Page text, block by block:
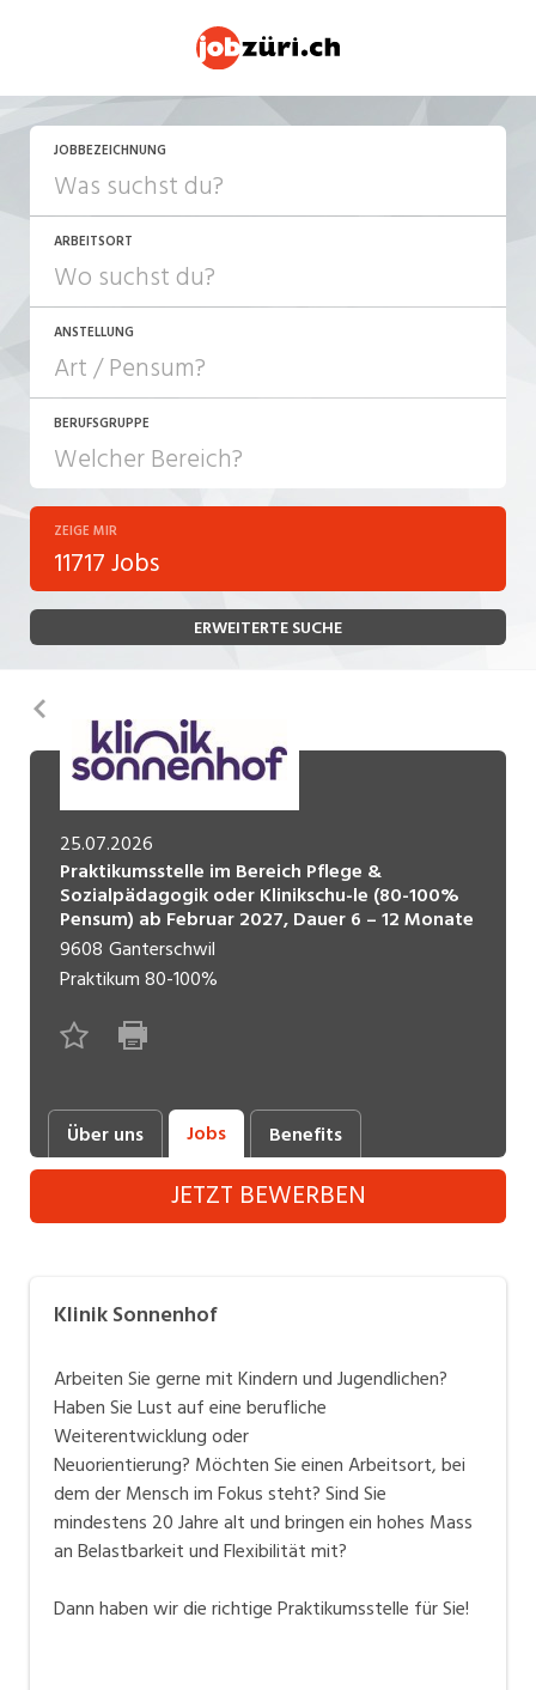
JOBBEZEICHNUNG
ARBEITSORT
ANSTELLUNG
JOB-TYP
Festanstellung
Temporär (befristet)
Lehrstelle
Ferienjob
POSITION
Führungsposition
BERUFSGRUPPE
Bank, Versicherung
Bau, Handwerk, Elektro
Bildung, Kunst, Design, Soziale Berufe, Sport
Consulting, Human Resources
Einkauf, Logistik, Transport, Verkehr
Engineering, Technik, Architektur
Finanzen, Controlling, Treuhand, Recht
Gartenbau, Landwirtschaft, Forstwirtschaft
Gastronomie, Hotellerie, Tourismus,
Immobilien, Facility Management, Reinigung
Produktion
Informatik, Telekommunikation
Kaufm. Berufe, Kundendienst, Verwaltung
Marketing, Kommunikation, Medien, Druck
Mechanik, Elektronik, Optik (Fertigung)
Medizin, Gesundheitswesen, Pflege
Sicherheit, Rettung, Polizei, Zoll
Verkauf, Handel, Kundenberatung,
Aussendienst
ZEIGE MIR
11717 Jobs
ERWEITERTE SUCHE
25.07.2026
Praktikumsstelle im Bereich Pflege &
Sozialpädagogik oder Klinikschu-le (80-100%
Pensum) ab Februar 2027, Dauer 6 – 12 Monate
9608 Ganterschwil
Praktikum80-100%
Über uns Jobs Benefits
JETZT BEWERBEN
Klinik Sonnenhof
Arbeiten Sie gerne mit Kindern und Jugendlichen?
Haben Sie Lust auf eine berufliche
Weiterentwicklung oder
Neuorientierung? Möchten Sie einen Arbeitsort, bei
dem der Mensch im Fokus steht? Sind Sie
mindestens 20 Jahre alt und bringen ein hohes Mass
an Belastbarkeit und Flexibilität mit?
Dann haben wir die richtige Praktikumsstelle für Sie!